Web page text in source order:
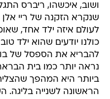
ושוב, איכשהו, ריברס
שנקרא הזקנה של ריי
לעולם איזה ילד אחד,
כולנו יודעים שהוא ילד
להבריא את הספסל של
נראה יותר כמו בית
ביותר היא המהפך
הראשונה לשנייה בליגה.